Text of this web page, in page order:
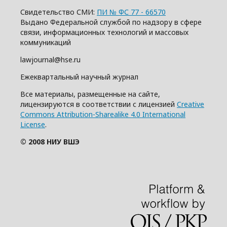
Свидетельство СМИ: ПИ № ФС 77 - 66570
Выдано Федеральной службой по надзору в сфере
связи, информационных технологий и массовых
коммуникаций
lawjournal@hse.ru
Ежеквартальный научный журнал
Все материалы, размещенные на сайте,
лицензируются в соответствии с лицензией Creative
Commons Attribution-Sharealike 4.0 International
License.
© 2008 НИУ ВШЭ